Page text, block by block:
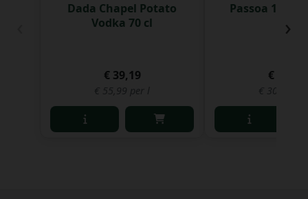
Dada Chapel Potato
Vodka 70 cl
€ 39,19
€ 55,99 per l
Passoa 17%
€ 21,30
€ 30,43
›